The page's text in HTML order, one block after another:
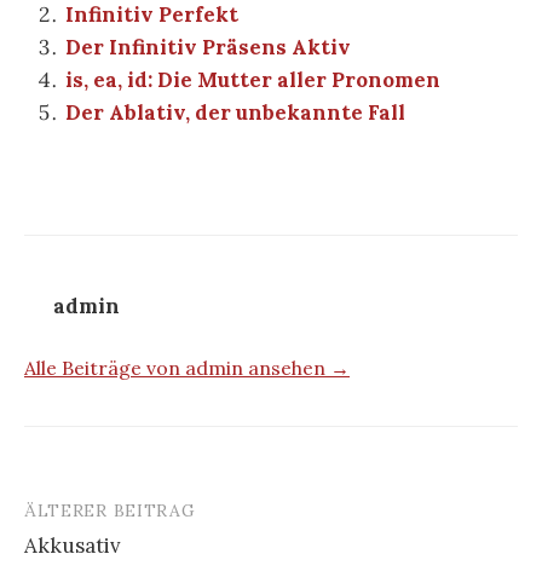
Infinitiv Perfekt
Der Infinitiv Präsens Aktiv
is, ea, id: Die Mutter aller Pronomen
Der Ablativ, der unbekannte Fall
admin
Alle Beiträge von admin ansehen →
Beitrags-
Navigation
ÄLTERER BEITRAG
Akkusativ